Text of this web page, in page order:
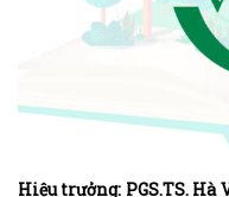
Hiệu trưởng: PGS.TS.